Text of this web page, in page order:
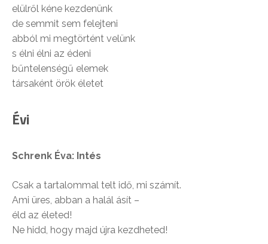
elülről kéne kezdenünk
de semmit sem felejteni
abból mi megtörtént velünk
s élni élni az édeni
bűntelenségű elemek
társaként örök életet
Évi
Schrenk Éva: Intés
Csak a tartalommal telt idő, mi számít.
Ami üres, abban a halál ásít –
éld az életed!
Ne hidd, hogy majd újra kezdheted!